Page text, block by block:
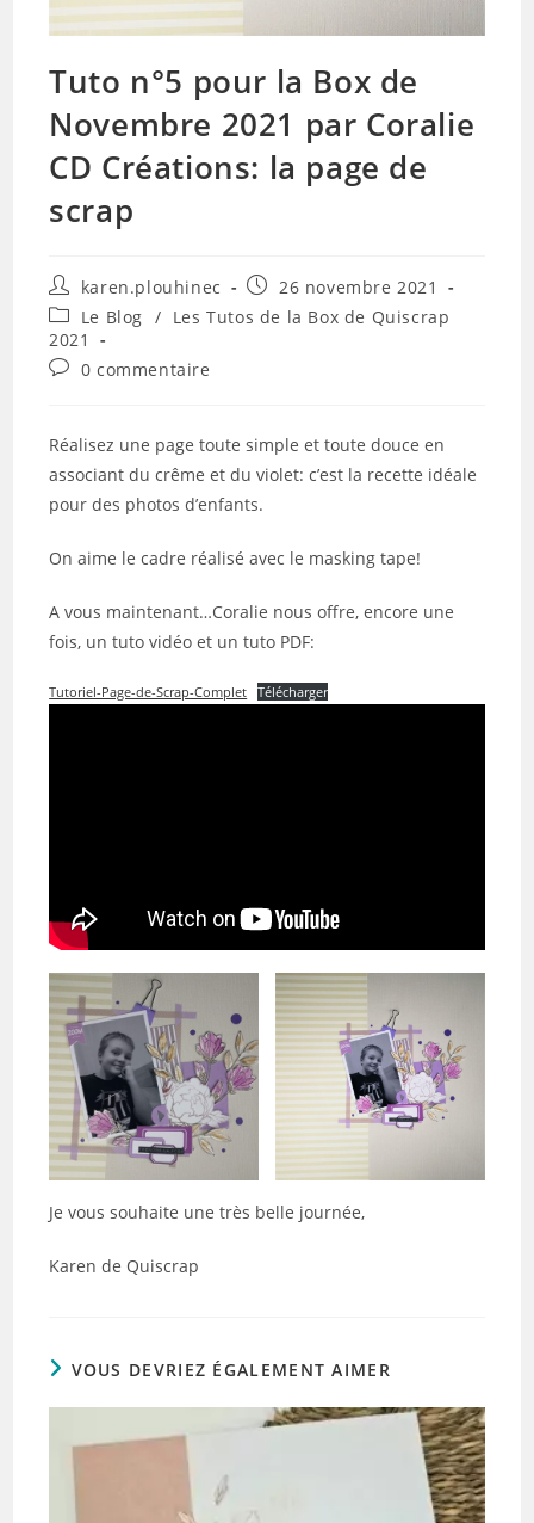
Tuto n°5 pour la Box de
Novembre 2021 par Coralie
CD Créations: la page de
scrap
Auteur/autrice
de
la
publication :
karen.plouhinec
Publication
publiée :
26 novembre 2021
Post
category:
Le Blog / Les Tutos de la Box de Quiscrap
2021
Commentaires
publication :
0 commentaire
Réalisez une page toute simple et toute douce en
associant du crême et du violet: c’est la recette idéale
pour des photos d’enfants.
On aime le cadre réalisé avec le masking tape!
A vous maintenant…Coralie nous offre, encore une
fois, un tuto vidéo et un tuto PDF:
Tutoriel-Page-de-Scrap-Complet Télécharger
Je vous souhaite une très belle journée,
Karen de Quiscrap
VOUS DEVRIEZ ÉGALEMENT AIMER